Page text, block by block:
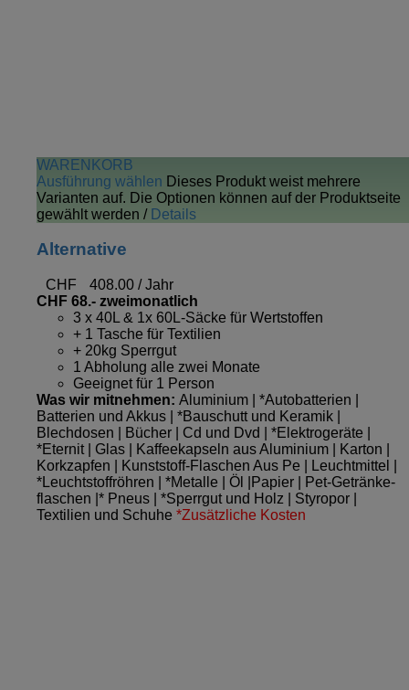
WARENKORB
Ausführung wählen Dieses Produkt weist mehrere
Varianten auf. Die Optionen können auf der Produktseite
gewählt werden / Details
Alternative
CHF 408.00 / Jahr
CHF 68.- zweimonatlich
3 x 40L & 1x 60L-Säcke für Wertstoffen
+ 1 Tasche für Textilien
+ 20kg Sperrgut
1 Abholung alle zwei Monate
Geeignet für 1 Person
Was wir mitnehmen: Aluminium | *Autobatterien |
Batterien und Akkus | *Bauschutt und Keramik |
Blechdosen | Bücher | Cd und Dvd | *Elektrogeräte |
*Eternit | Glas | Kaffeekapseln aus Aluminium | Karton |
Korkzapfen | Kunststoff-Flaschen Aus Pe | Leuchtmittel |
*Leuchtstoffröhren | *Metalle | Öl |Papier | Pet-Getränke­
flaschen |* Pneus | *Sperrgut und Holz | Styropor |
Textilien und Schuhe *Zusätzliche Kosten